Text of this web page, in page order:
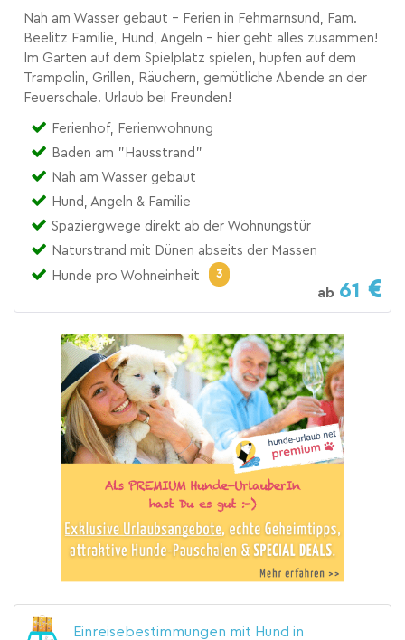
Nah am Wasser gebaut - Ferien in Fehmarnsund, Fam.
Beelitz Familie, Hund, Angeln - hier geht alles zusammen!
Im Garten auf dem Spielplatz spielen, hüpfen auf dem
Trampolin, Grillen, Räuchern, gemütliche Abende an der
Feuerschale. Urlaub bei Freunden!
Ferienhof, Ferienwohnung
Baden am "Hausstrand"
Nah am Wasser gebaut
Hund, Angeln & Familie
Spaziergwege direkt ab der Wohnungstür
Naturstrand mit Dünen abseits der Massen
Hunde pro Wohneinheit
3
ab 61
Einreisebestimmungen mit Hund in